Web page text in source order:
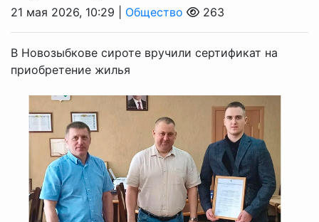
21 мая 2026, 10:29 | Общество 263
В Новозыбкове сироте вручили сертификат на
приобретение жилья